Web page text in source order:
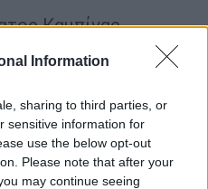
Information
sharing to third parties, or
sensitive information for
use the below opt-out
Please note that after your
may continue seeing
Καμπίνας
ευθύνης απέναντι
που αφορούν τη
της Ryanair στη
που
πλάνο